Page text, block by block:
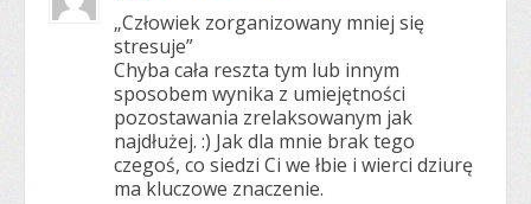
„Człowiek zorganizowany mniej się
stresuje”
Chyba cała reszta tym lub innym
sposobem wynika z umiejętności
pozostawania zrelaksowanym jak
najdłużej. :) Jak dla mnie brak tego
czegoś, co siedzi Ci we łbie i wierci dziurę
ma kluczowe znaczenie.